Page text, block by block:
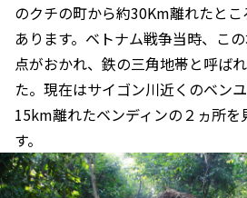
のクチの町から約30Km離れたと
あります。ベトナム戦争当時、こ
点がおかれ、鉄の三角地帯と呼ば
た。現在はサイゴン川近くのベン
15km離れたベンディンの２ヵ所を
す。